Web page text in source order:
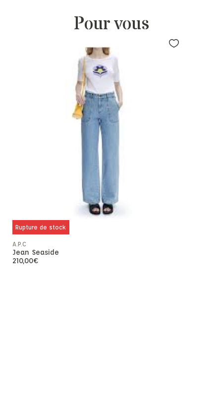
Pour vous
Rupture de stock
A.P.C
Jean Seaside
210,00€